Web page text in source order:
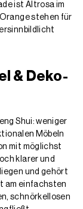
ist Altrosa im
stehen für
& Deko-
Shui: weniger
Möbeln
mit möglichst
klarer und
und gehört
am einfachsten
schnörkellosen